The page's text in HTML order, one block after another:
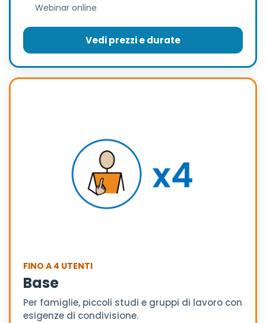
Webinar online
Vedi prezzi e durate
FINO A 4 UTENTI
Base
Per famiglie, piccoli studi e gruppi di lavoro con
esigenze di condivisione.